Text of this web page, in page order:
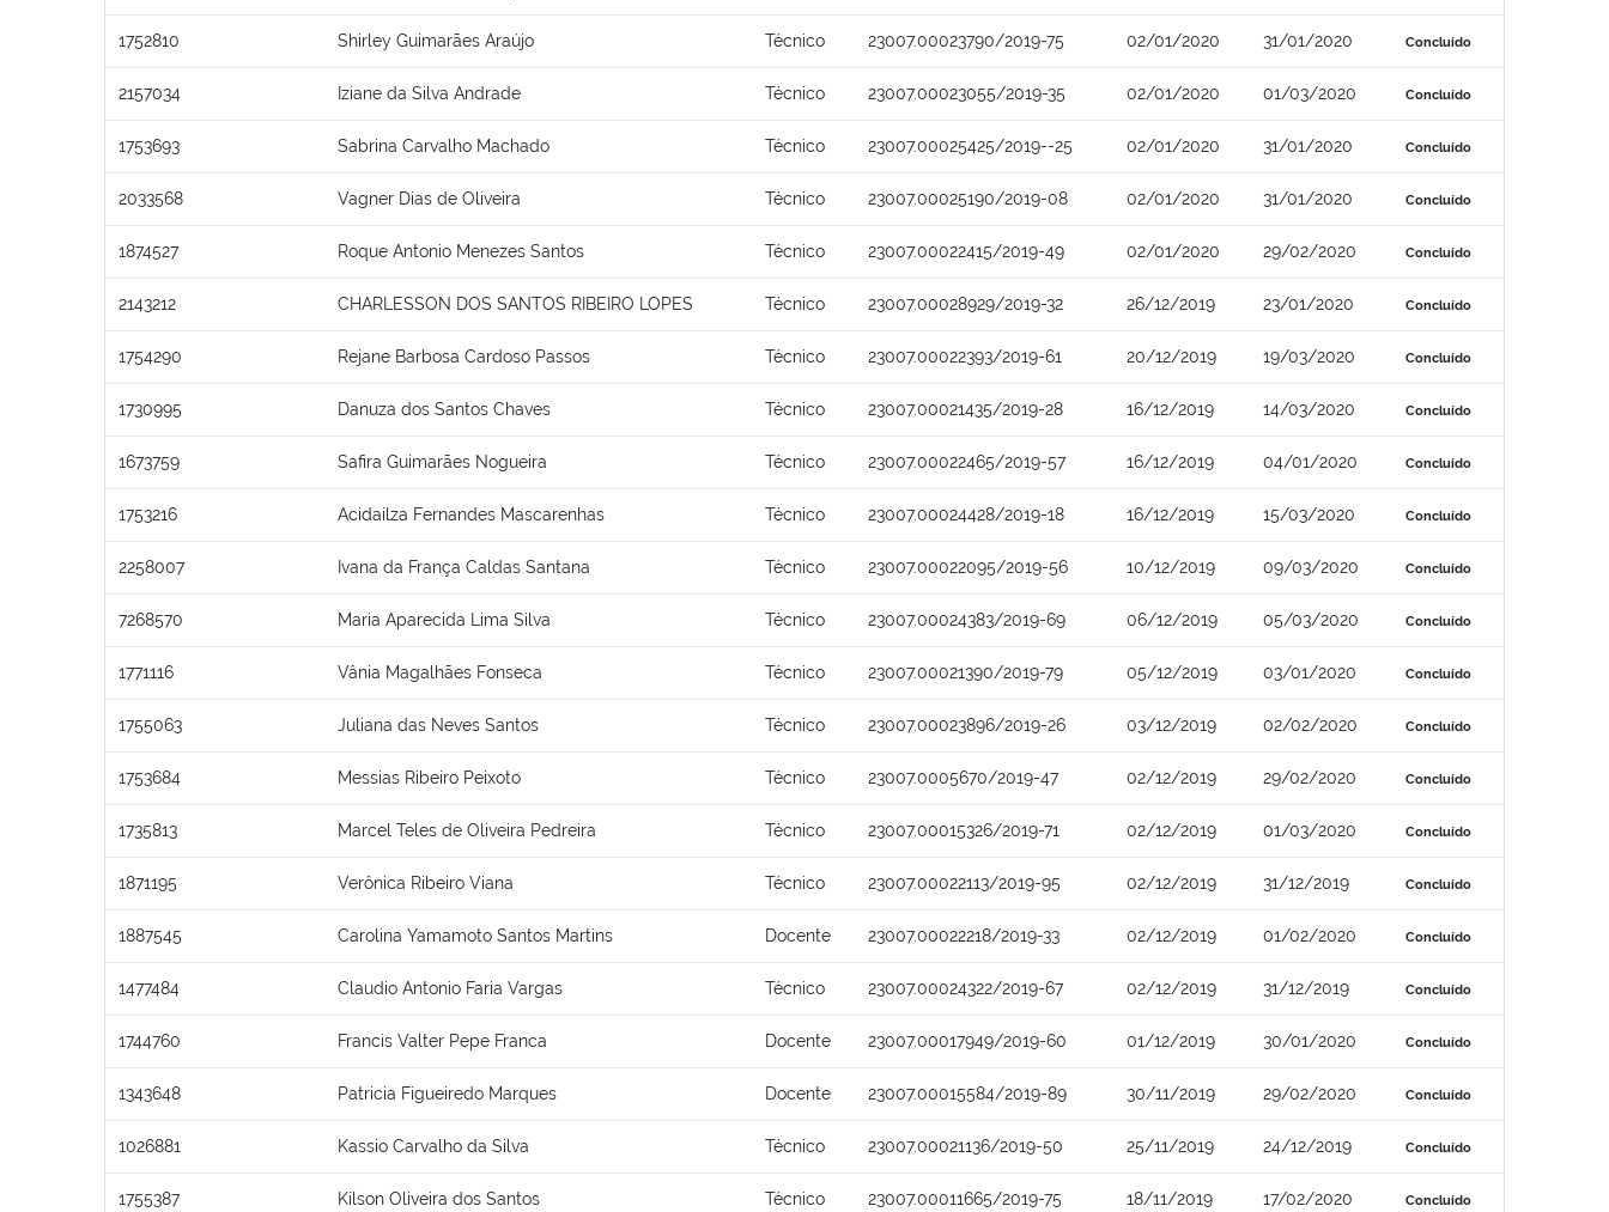
1752810 Shirley Guimarães Araújo Técnico 23007.00023790/2019-75 02/01/2020 31/01/2020 Concluído
2157034 Iziane da Silva Andrade Técnico 23007.00023055/2019-35 02/01/2020 01/03/2020 Concluído
1753693 Sabrina Carvalho Machado Técnico 23007.00025425/2019--25 02/01/2020 31/01/2020 Concluído
2033568 Vagner Dias de Oliveira Técnico 23007.00025190/2019-08 02/01/2020 31/01/2020 Concluído
1874527 Roque Antonio Menezes Santos Técnico 23007.00022415/2019-49 02/01/2020 29/02/2020 Concluído
2143212 CHARLESSON DOS SANTOS RIBEIRO LOPES Técnico 23007.00028929/2019-32 26/12/2019 23/01/2020 Concluído
1754290 Rejane Barbosa Cardoso Passos Técnico 23007.00022393/2019-61 20/12/2019 19/03/2020 Concluído
1730995 Danuza dos Santos Chaves Técnico 23007.00021435/2019-28 16/12/2019 14/03/2020 Concluído
1673759 Safira Guimarães Nogueira Técnico 23007.00022465/2019-57 16/12/2019 04/01/2020 Concluído
1753216 Acidailza Fernandes Mascarenhas Técnico 23007.00024428/2019-18 16/12/2019 15/03/2020 Concluído
2258007 Ivana da França Caldas Santana Técnico 23007.00022095/2019-56 10/12/2019 09/03/2020 Concluído
7268570 Maria Aparecida Lima Silva Técnico 23007.00024383/2019-69 06/12/2019 05/03/2020 Concluído
1771116 Vânia Magalhães Fonseca Técnico 23007.00021390/2019-79 05/12/2019 03/01/2020 Concluído
1755063 Juliana das Neves Santos Técnico 23007.00023896/2019-26 03/12/2019 02/02/2020 Concluído
1753684 Messias Ribeiro Peixoto Técnico 23007.0005670/2019-47 02/12/2019 29/02/2020 Concluído
1735813 Marcel Teles de Oliveira Pedreira Técnico 23007.00015326/2019-71 02/12/2019 01/03/2020 Concluído
1871195 Verônica Ribeiro Viana Técnico 23007.00022113/2019-95 02/12/2019 31/12/2019 Concluído
1887545 Carolina Yamamoto Santos Martins Docente 23007.00022218/2019-33 02/12/2019 01/02/2020 Concluído
1477484 Claudio Antonio Faria Vargas Técnico 23007.00024322/2019-67 02/12/2019 31/12/2019 Concluído
1744760 Francis Valter Pepe Franca Docente 23007.00017949/2019-60 01/12/2019 30/01/2020 Concluído
1343648 Patricia Figueiredo Marques Docente 23007.00015584/2019-89 30/11/2019 29/02/2020 Concluído
1026881 Kassio Carvalho da Silva Técnico 23007.00021136/2019-50 25/11/2019 24/12/2019 Concluído
1755387 Kilson Oliveira dos Santos Técnico 23007.00011665/2019-75 18/11/2019 17/02/2020 Concluído